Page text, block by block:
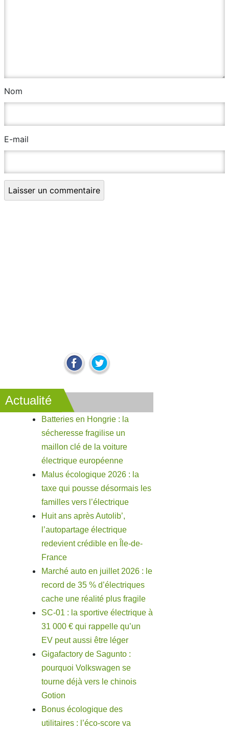
Nom
E-mail
Actualité
Batteries en Hongrie : la
sécheresse fragilise un
maillon clé de la voiture
électrique européenne
Malus écologique 2026 : la
taxe qui pousse désormais les
familles vers l’électrique
Huit ans après Autolib’,
l’autopartage électrique
redevient crédible en Île-de-
France
Marché auto en juillet 2026 : le
record de 35 % d’électriques
cache une réalité plus fragile
SC-01 : la sportive électrique à
31 000 € qui rappelle qu’un
EV peut aussi être léger
Gigafactory de Sagunto :
pourquoi Volkswagen se
tourne déjà vers le chinois
Gotion
Bonus écologique des
utilitaires : l’éco-score va